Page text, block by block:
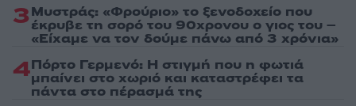
3Μυστράς: «Φρούριο» το ξενοδοχείο που
έκρυβε τη σορό του 90χρονου ο γιος του –
«Είχαμε να τον δούμε πάνω από 3 χρόνια»
4Πόρτο Γερμενό: Η στιγμή που η φωτιά
μπαίνει στο χωριό και καταστρέφει τα
πάντα στο πέρασμά της